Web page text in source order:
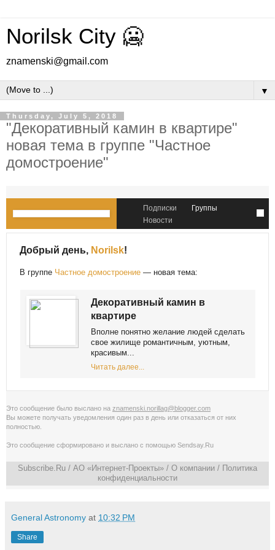
Norilsk City 🥶
znamenski@gmail.com
▼
Thursday, July 5, 2018
"Декоративный камин в квартире"
новая тема в группе "Частное
домостроение"
Подписки
Группы
Новости
Добрый день, Norilsk!
В группе Частное домостроение — новая тема:
Декоративный камин в
квартире
Вполне понятно желание людей сделать
свое жилище романтичным, уютным,
красивым...
Читать далее...
Это сообщение было выслано на znamenski.norillag@blogger.com
Вы можете получать уведомления один раз в день или отказаться от них
полностью
Это сообщение сформировано и выслано с помощью Sendsay.Ru
Subscribe.Ru / АО «Интернет-Проекты» / О компании / Политика
конфиденциальности
General Astronomy at 10:32 PM
Share